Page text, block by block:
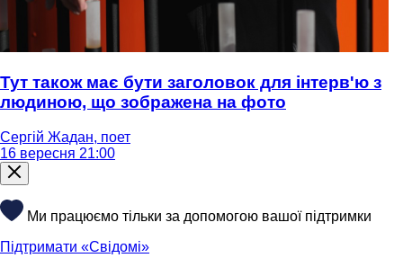
Тут також має бути заголовок для інтерв'ю з
людиною, що зображена на фото
Сергій Жадан, поет
16 вересня 21:00
Ми працюємо тільки за допомогою вашої підтримки
Підтримати «Свідомі»